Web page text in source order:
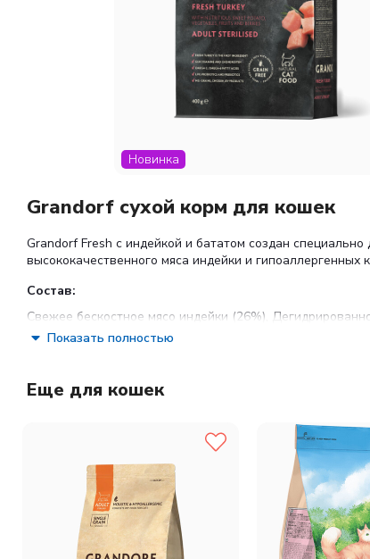
Новинка
Grandorf сухой корм для кошек
Grandorf Fresh с индейкой и бататом создан
высококачественного мяса индейки и
Состав:
Свежее бескостное мясо индейки (26%),
FOS и инулин), Льняное семя, Минералы, Пивные
Норма кормления:
Вкусный и полезный корм - это не просто набор
спровоцировать непереносимость. Благодаря
и получать удовольствие от каждого приема пищи.
Показать полностью
Еще для кошек